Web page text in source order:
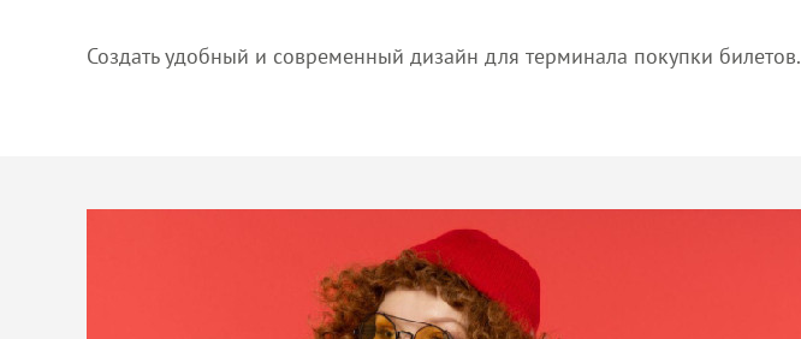
Создать удобный и современный дизайн для терминала покупки билетов.